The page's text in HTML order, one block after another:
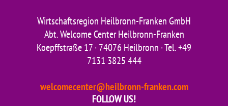
Wirtschaftsregion Heilbronn-Franken GmbH
Abt. Welcome Center Heilbronn-Franken
Koepffstraße 17 · 74076 Heilbronn · Tel. +49
7131 3825 444
welcomecenter@heilbronn-franken.com
FOLLOW US!